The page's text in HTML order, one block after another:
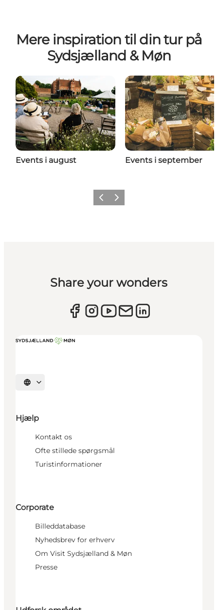
Mere inspiration til din tur på
Sydsjælland & Møn
Events i august Events i september
ForrigeNæste
Share your wonders
Vælg sprog
Hjælp
Kontakt os
Ofte stillede spørgsmål
Turistinformationer
Corporate
Billeddatabase
Nyhedsbrev for erhverv
Om Visit Sydsjælland & Møn
Presse